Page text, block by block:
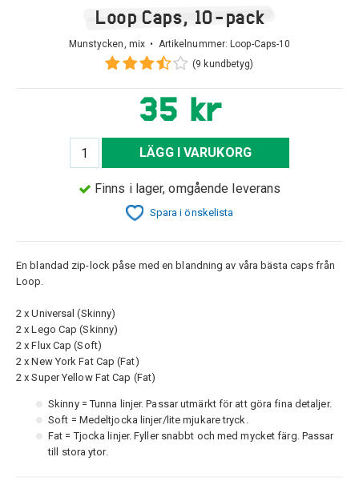
Loop Caps, 10-pack
Munstycken, mix • Artikelnummer: Loop-Caps-10
(9 kundbetyg)
35 kr
LÄGG I VARUKORG
Finns i lager, omgående leverans
Spara i önskelista
En blandad zip-lock påse med en blandning av våra bästa caps från
Loop.
2 x Universal (Skinny)
2 x Lego Cap (Skinny)
2 x Flux Cap (Soft)
2 x New York Fat Cap (Fat)
2 x Super Yellow Fat Cap (Fat)
Skinny = Tunna linjer. Passar utmärkt för att göra fina detaljer.
Soft = Medeltjocka linjer/lite mjukare tryck.
Fat = Tjocka linjer. Fyller snabbt och med mycket färg. Passar
till stora ytor.